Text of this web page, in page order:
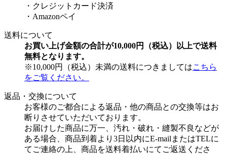
・クレジットカード決済
・Amazonペイ
送料について
お買い上げ金額の合計が10,000円（税込）以上で送料
無料となります。
※10,000円（税込）未満の送料につきましてはこちら
をご覧ください。
返品・交換について
お客様のご都合による返品・他の商品との交換等はお
断りさせていただいております。
お届けした商品に万一、汚れ・破れ・縫製不良などが
ある場合、商品到着より3日以内にE-mailまたはTELに
てご連絡の上、商品を送料着払いにてご返送くださ